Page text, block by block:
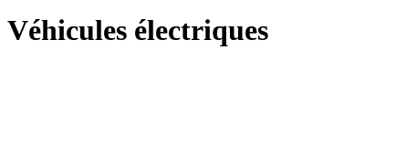
Véhicules électriques